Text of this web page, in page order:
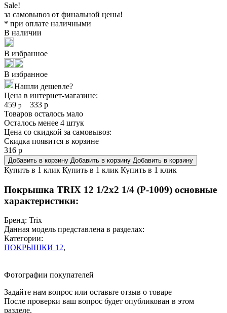
Sale!
за самовывоз от финальной цены!
* при оплате наличными
В наличии
В избранное
В избранное
Нашли дешевле?
Цена в интернет-магазине:
459 р 333 р
Товаров осталось мало
Осталось менее 4 штук
Цена со скидкой за самовывоз:
Скидка появится в корзине
316 р
Добавить в корзину Добавить в корзину Добавить в корзину
Купить в 1 клик Купить в 1 клик Купить в 1 клик
Покрышка TRIX 12 1/2x2 1/4 (P-1009) основные
характеристики:
Бренд: Trix
Данная модель представлена в разделах:
Категории:
ПОКРЫШКИ 12,
Фотографии покупателей
Задайте нам вопрос или оставьте отзыв о товаре
После проверки ваш вопрос будет опубликован в этом
разделе.